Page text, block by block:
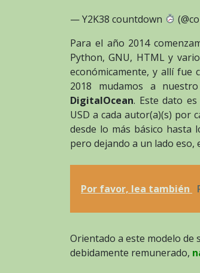
— Y2K38 countdown
Para el año 2014
Python, GNU, HTML y
económicamente, y allí fue
2018 mudamos a
DigitalOcean. Este dato
USD a cada autor(a)(s) por
desde lo más básico hasta
pero dejando a un lado
Por favor, lea también
Orientado a este modelo de
debidamente remunerado,